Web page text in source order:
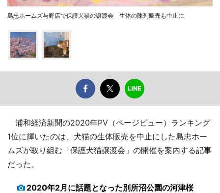
島忠ホームズ与野店で保護犬猫の譲渡会 生体の陳列販売も中止に
浦和経済新聞の2020年PV（ページビュー）ランキング
1位に輝いたのは、犬猫の生体販売を中止にした島忠ホー
ムズが取り組む「保護犬猫譲渡会」の開催を案内する記事
だった。
2020年2月に話題となった別所沼公園の河津桜